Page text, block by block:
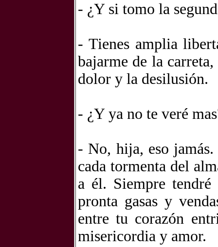
- ¿Y si tomo la
- Tienes amplia
bajarme de la
dolor y la desilusión.
- ¿Y ya no te veré
- No, hija, eso jamás.
cada tormenta del
a él. Siempre
pronta gasas y
entre tu corazón
misericordia y amor.